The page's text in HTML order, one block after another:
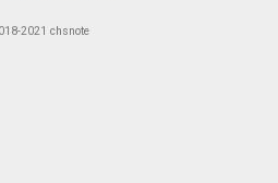
2021 chsnote